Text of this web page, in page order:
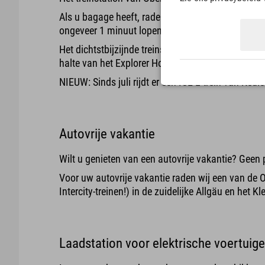
Als u bagage heeft, raden wij u aan een taxi of
ongeveer 1 minuut lopen naar het hotel.
Het dichtstbijzijnde treinstation is Langenwang.
halte van het Explorer Hotel.
NIEUW: Sinds juli rijdt er een ICE-L trein van
Autovrije vakantie
Wilt u genieten van een autovrije vakantie?
Voor uw autovrije vakantie raden wij een van de
Intercity-treinen!) in de zuidelijke Allgäu en het
Laadstation voor elektrische